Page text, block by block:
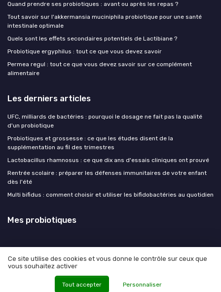
Quand prendre ses probiotiques : avant ou après les repas ?
Tout savoir sur l'akkermansia muciniphila probiotique pour une santé
intestinale optimale
Quels sont les effets secondaires potentiels de Lactibiane ?
Probiotique ergyphilus : tout ce que vous devez savoir
Permea regul : tout ce que vous devez savoir sur ce complément
alimentaire
Les derniers articles
UFC, milliards de bactéries : pourquoi le dosage ne fait pas la qualité
d'un probiotique
Probiotiques et grossesse : ce que les études disent de la
supplémentation au fil des trimestres
Lactobacillus rhamnosus : ce que dix ans d'essais cliniques ont prouvé
Rentrée scolaire : préparer les défenses immunitaires de votre enfant
dès l'été
Multi bifidus : comment choisir et utiliser les bifidobactéries au quotidien
Mes probiotiques
Mentions légales
© Mes probiotiques 2026
Ce site utilise des cookies et vous donne le contrôle sur ceux que
vous souhaitez activer
Tout accepter Personnaliser